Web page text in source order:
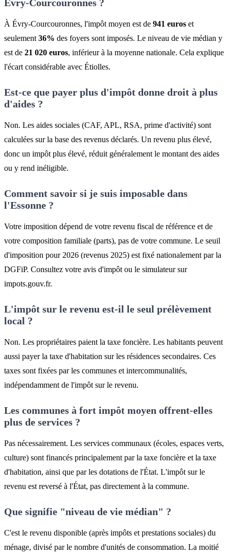
Évry-Courcouronnes ?
À Évry-Courcouronnes, l'impôt moyen est de 941 euros et
seulement 36% des foyers sont imposés. Le niveau de vie médian y
est de 21 020 euros, inférieur à la moyenne nationale. Cela explique
l'écart considérable avec Étiolles.
Est-ce que payer plus d'impôt donne droit à plus
d'aides ?
Non. Les aides sociales (CAF, APL, RSA, prime d'activité) sont
calculées sur la base des revenus déclarés. Un revenu plus élevé,
donc un impôt plus élevé, réduit généralement le montant des aides
ou y rend inéligible.
Comment savoir si je suis imposable dans
l'Essonne ?
Votre imposition dépend de votre revenu fiscal de référence et de
votre composition familiale (parts), pas de votre commune. Le seuil
d'imposition pour 2026 (revenus 2025) est fixé nationalement par la
DGFiP. Consultez votre avis d'impôt ou le simulateur sur
impots.gouv.fr.
L'impôt sur le revenu est-il le seul prélèvement
local ?
Non. Les propriétaires paient la taxe foncière. Les habitants peuvent
aussi payer la taxe d'habitation sur les résidences secondaires. Ces
taxes sont fixées par les communes et intercommunalités,
indépendamment de l'impôt sur le revenu.
Les communes à fort impôt moyen offrent-elles
plus de services ?
Pas nécessairement. Les services communaux (écoles, espaces verts,
culture) sont financés principalement par la taxe foncière et la taxe
d'habitation, ainsi que par les dotations de l'État. L'impôt sur le
revenu est reversé à l'État, pas directement à la commune.
Que signifie "niveau de vie médian" ?
C'est le revenu disponible (après impôts et prestations sociales) du
ménage, divisé par le nombre d'unités de consommation. La moitié